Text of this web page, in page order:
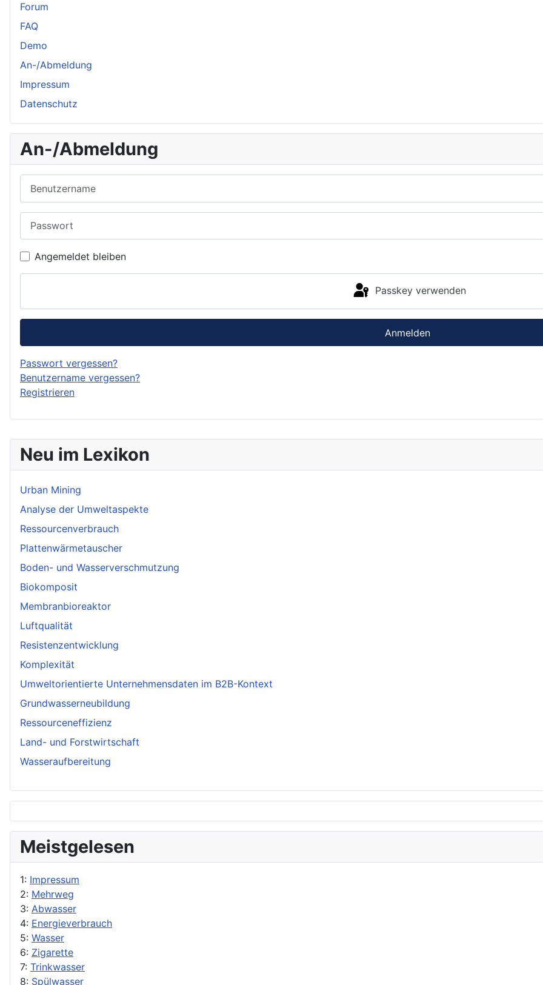
Neu im Lexikon
Urban Mining
Analyse der Umweltaspekte
Ressourcenverbrauch
Plattenwärmetauscher
Boden- und Wasserverschmutzung
Biokomposit
Membranbioreaktor
Luftqualität
Resistenzentwicklung
Komplexität
Umweltorientierte Unternehmensdaten im B2B-Kontext
Grundwasserneubildung
Ressourceneffizienz
Land- und Forstwirtschaft
Wasseraufbereitung
Meistgelesen
1: Impressum
2: Mehrweg
3: Abwasser
4: Energieverbrauch
5: Wasser
6: Zigarette
7: Trinkwasser
8: Spülwasser
Forum
FAQ
Demo
An-/Abmeldung
Impressum
Datenschutz
An-/Abmeldung
Angemeldet bleiben
Passkey verwenden
Anmelden
Passwort vergessen?
Benutzername vergessen?
Registrieren